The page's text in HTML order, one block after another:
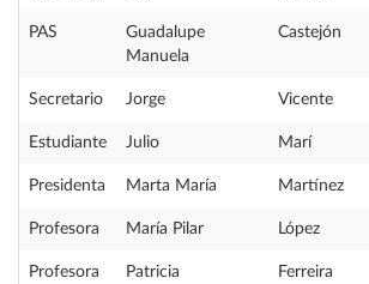
PAS
Guadalupe
Manuela
Castejón
Secretario Jorge Vicente
Estudiante Julio Marí
Presidenta Marta María Martínez
Profesora María Pilar López
Profesora Patricia Ferreira